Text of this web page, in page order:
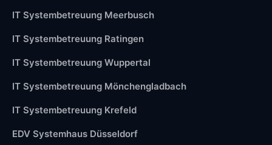
IT Systembetreuung Meerbusch
IT Systembetreuung Ratingen
IT Systembetreuung Wuppertal
IT Systembetreuung Mönchengladbach
IT Systembetreuung Krefeld
EDV Systemhaus Düsseldorf